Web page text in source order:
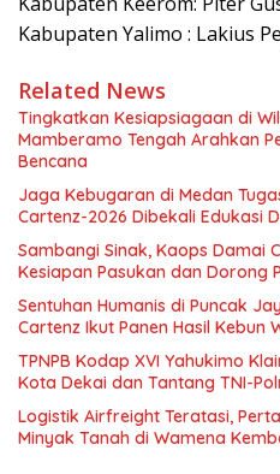
Kabupaten Yalimo : Lakius
Related News
Tingkatkan Kesiapsiagaan di
Mamberamo Tengah Arahkan
Bencana
Jaga Kebugaran di Medan
Cartenz-2026 Dibekali Edukasi
Sambangi Sinak, Kaops Damai
Kesiapan Pasukan dan Dorong
Sentuhan Humanis di Puncak
Cartenz Ikut Panen Hasil Kebun
TPNPB Kodap XVI Yahukimo
Kota Dekai dan Tantang TNI-
Logistik Airfreight Teratasi,
Minyak Tanah di Wamena